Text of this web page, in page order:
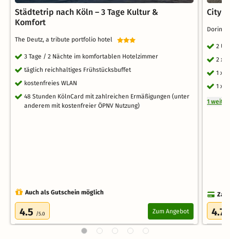
Städtetrip nach Köln – 3 Tage Kultur &
Komfort
The Deutz, a tribute portfolio hotel
3 Tage / 2 Nächte im komfortablen Hotelzimmer
täglich reichhaltiges Frühstücksbuffet
kostenfreies WLAN
48 Stunden KölnCard mit zahlreichen Ermäßigungen (unter
anderem mit kostenfreier ÖPNV Nutzung)
Auch als Gutschein möglich
4.5 /5.0 Zum Angebot
City
Dorint
2
2 x
1 x
1 x
1
4.7